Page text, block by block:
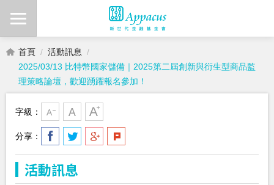
首頁
活動訊息
2025/03/13 比特幣國家儲備｜2025第二屆創新與衍生型商品監
理策略論壇，歡迎踴躍報名參加！
字級：
分享：
活動訊息